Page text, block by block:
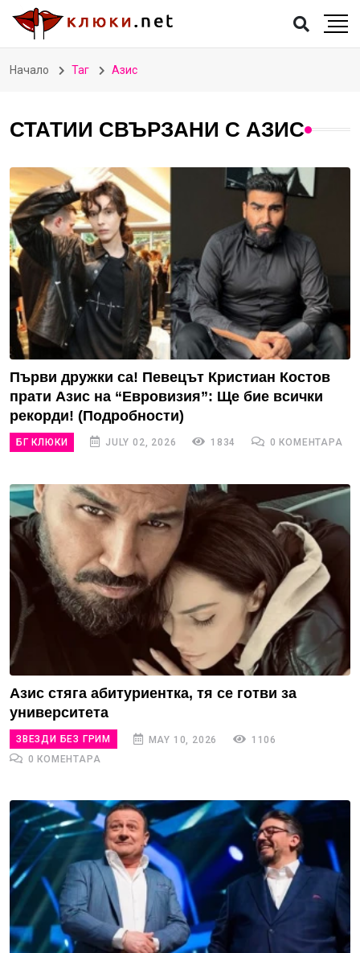
Начало Таг Азис
СТАТИИ СВЪРЗАНИ С АЗИС
Първи дружки са! Певецът Кристиан Костов
прати Азис на “Евровизия”: Ще бие всички
рекорди! (Подробности)
БГ КЛЮКИ JULY 02, 2026 1834 0 КОМЕНТАРА
Азис стяга абитуриентка, тя се готви за
университета
ЗВЕЗДИ БЕЗ ГРИМ MAY 10, 2026
1106
0 КОМЕНТАРА